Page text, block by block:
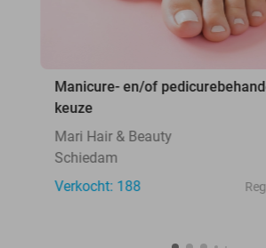
Manicure- en/of
keuze
Mari Hair & Beauty
Schiedam
Verkocht: 188